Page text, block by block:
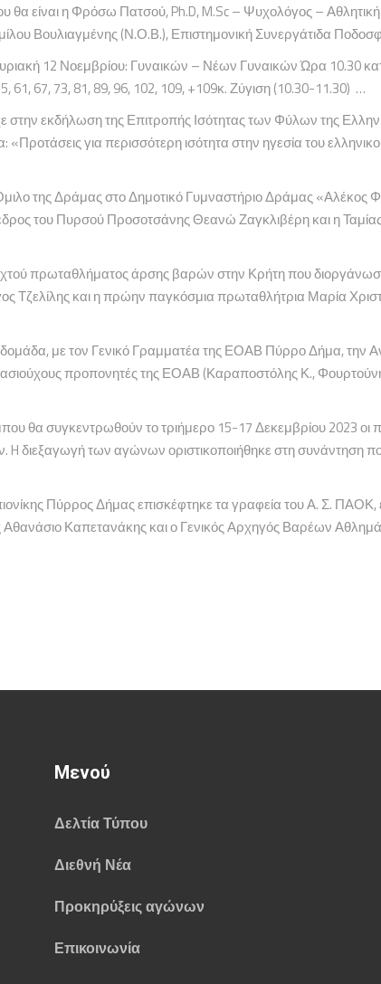
θα είναι η Φρόσω Πατσού, Ph.D, M.Sc – Ψυχολόγος –
Βουλιαγμένης (Ν.Ο.Β.), Επιστημονική Συνεργάτιδα
12 Νοεμβρίου: Γυναικών – Νέων Γυναικών Ώρα 10.30
67, 73, 81, 89, 96, 102, 109, +109κ. Ζύγιση (10.30-11.30) …
εκδήλωση της Επιτροπής Ισότητας των Φύλων της
για περισσότερη ισότητα στην ηγεσία του
της Δράμας στο Δημοτικό Γυμναστήριο Δράμας «Αλέκος
του Πυρσού Προσοτσάνης Θεανώ Ζαγκλιβέρη και η
πρωταθλήματος άρσης βαρών στην Κρήτη που
και η πρώην παγκόσμια πρωταθλήτρια Μαρία
με τον Γενικό Γραμματέα της ΕΟΑΒ Πύρρο Δήμα, την
προπονητές της ΕΟΑΒ (Καραποστόλης Κ.,
θα συγκεντρωθούν το τριήμερο 15-17 Δεκεμβρίου 2023 οι
των αγώνων οριστικοποιήθηκε στη συνάντηση
Πύρρος Δήμας επισκέφτηκε τα γραφεία του Α. Σ.
Καπετανάκης και ο Γενικός Αρχηγός Βαρέων
Μενού
Δελτία Τύπου
Διεθνή Νέα
Προκηρύξεις αγώνων
Επικοινωνία